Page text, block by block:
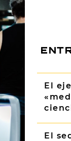
El
El